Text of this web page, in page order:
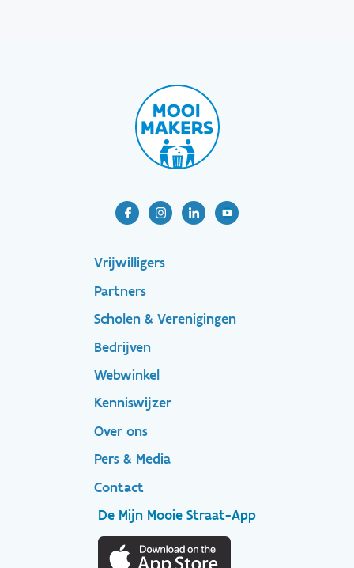
Footer-
menu
Vrijwilligers
Partners
Scholen & Verenigingen
Bedrijven
Footer
secondary
Webwinkel
Kenniswijzer
Over ons
Pers & Media
Contact
De Mijn Mooie Straat-App